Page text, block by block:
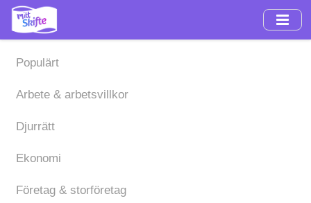
Hoppa
huvudinnehåll
Populärt
Arbete & arbetsvillkor
Djurrätt
Ekonomi
Företag & storföretag